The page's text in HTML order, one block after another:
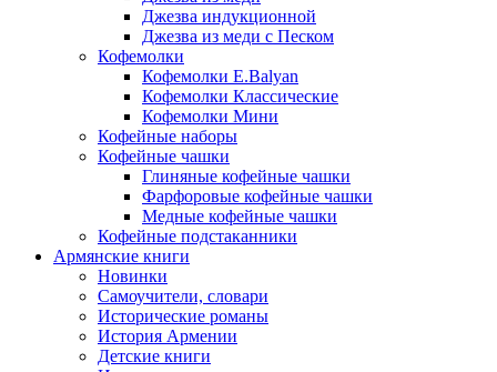
Джезва индукционной
Джезва из меди с Песком
Кофемолки
Кофемолки E.Balyan
Кофемолки Классические
Кофемолки Мини
Кофейные наборы
Кофейные чашки
Глиняные кофейные чашки
Фарфоровые кофейные чашки
Медные кофейные чашки
Кофейные подстаканники
Армянские книги
Новинки
Самоучители, словари
Исторические романы
История Армении
Детские книги